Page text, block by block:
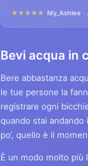
★★★★★ My_Ashlee
Bevi acqua in
Bere abbastanza
le tue persone la
registrare ogni
quando stai
po’, quello è il
È un modo molto più